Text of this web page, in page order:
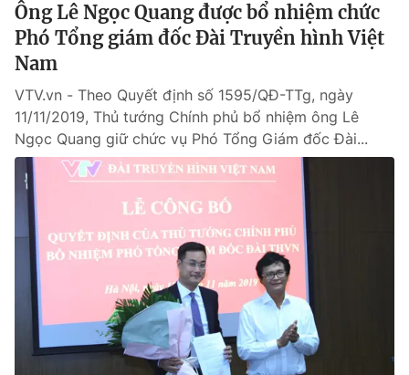
Phim VTV
Hậu trường
Nhân vật
Khán giả
Giải sao mai
Giải trí
Điện ảnh
Âm nhạc
Sao
Đời sống
Du lịch
Làm đẹp
Chất lượng cuộc sống
Giáo dục
Tuyển sinh
Học trực tuyến
Công nghệ
Hitech Công nghệ tương lai
Sản phẩm
Thị trường
Tư vấn
Giao lưu trực tuyến
Lịch phát sóng
Ông Lê Ngọc Quang được bổ nhiệm chức
Phó Tổng giám đốc Đài Truyền hình Việt
Nam
VTV.vn - Theo Quyết định số 1595/QĐ-TTg, ngày
11/11/2019, Thủ tướng Chính phủ bổ nhiệm ông Lê
Ngọc Quang giữ chức vụ Phó Tổng Giám đốc Đài...